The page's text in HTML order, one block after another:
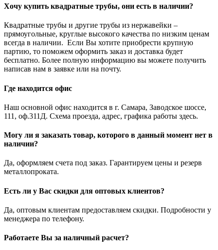
Хочу купить квадратные трубы, они есть в наличии?
Квадратные трубы и другие трубы из нержавейки –
прямоугольные, круглые высокого качества по низким ценам
всегда в наличии. Если Вы хотите приобрести крупную
партию, то поможем оформить заказ и доставка будет
бесплатно. Более полную информацию вы можете получить
написав нам в заявке или на почту.
Где находится офис
Наш основной офис находится в г. Самара, Заводское шоссе,
111, оф.311Д. Схема проезда, адрес, графика работы здесь.
Могу ли я заказать товар, которого в данный момент нет в
наличии?
Да, оформляем счета под заказ. Гарантируем цены и резерв
металлопроката.
Есть ли у Вас скидки для оптовых клиентов?
Да, оптовым клиентам предоставляем скидки. Подробности у
менеджера по телефону.
Работаете Вы за наличный расчет?